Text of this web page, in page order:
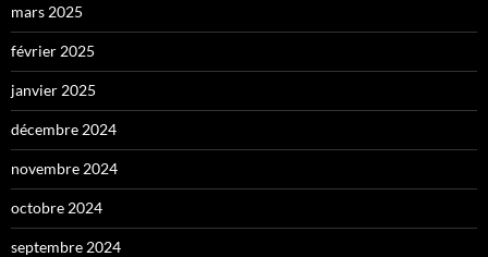
mars 2025
février 2025
janvier 2025
décembre 2024
novembre 2024
octobre 2024
septembre 2024